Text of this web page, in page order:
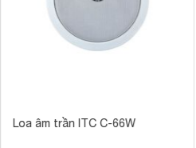
Loa âm trần ITC C-66W